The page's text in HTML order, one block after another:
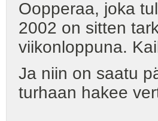
Oopperaa, joka
2002 on sitten
viikonloppuna.
Ja niin on saatu
turhaan hakee